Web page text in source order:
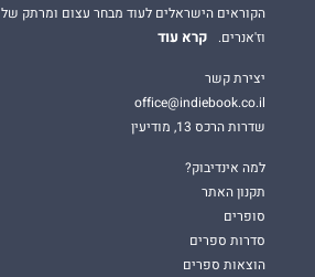
הקוראים הישראלים לעוד מבחר עצום ומרתק
וז'אנרים.
קרא עוד
יצירת קשר
office@indiebook.co.il
שדרות הרכס 13, מודיעין
למה אינדיבוק?
תקנון האתר
סופרים
סדרות ספרים
הוצאות ספרים